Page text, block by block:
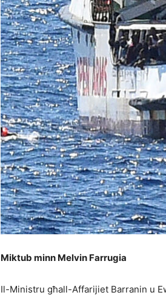
Miktub minn Melvin Farrugia
Il-Ministru għall-Affarijiet Barranin u